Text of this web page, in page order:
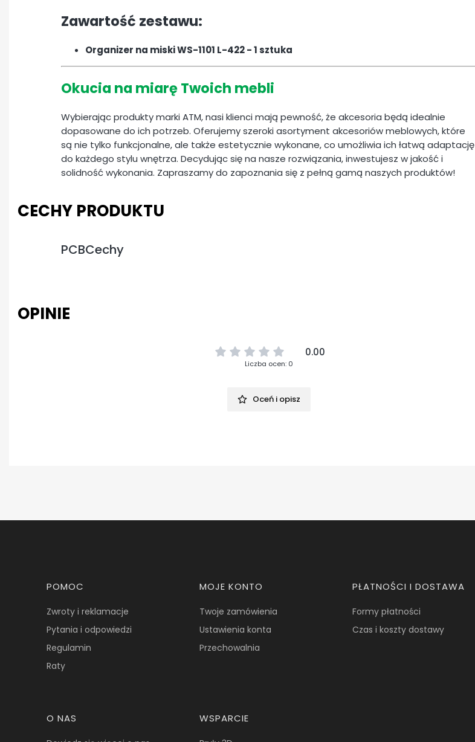
Zawartość zestawu:
Organizer na miski WS-1101 L-422 - 1 sztuka
Okucia na miarę Twoich mebli
Wybierając produkty marki ATM, nasi klienci mają pewność, że akcesoria będą idealnie
dopasowane do ich potrzeb. Oferujemy szeroki asortyment akcesoriów meblowych, które
są nie tylko funkcjonalne, ale także estetycznie wykonane, co umożliwia ich łatwą adaptację
do każdego stylu wnętrza. Decydując się na nasze rozwiązania, inwestujesz w jakość i
solidność wykonania. Zapraszamy do zapoznania się z pełną gamą naszych produktów!
CECHY PRODUKTU
PCBCechy
OPINIE
0.00
Liczba ocen: 0
Oceń i opisz
Linki w stopce
POMOC
Zwroty i reklamacje
Pytania i odpowiedzi
Regulamin
Raty
MOJE KONTO
Twoje zamówienia
Ustawienia konta
Przechowalnia
PŁATNOŚCI I DOSTAWA
Formy płatności
Czas i koszty dostawy
O NAS WSPARCIE